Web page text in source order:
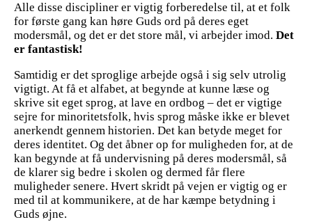
Alle disse discipliner er vigtig forberedelse til, at et folk
for første gang kan høre Guds ord på deres eget
modersmål, og det er det store mål, vi arbejder imod. Det
er fantastisk!
Samtidig er det sproglige arbejde også i sig selv utrolig
vigtigt. At få et alfabet, at begynde at kunne læse og
skrive sit eget sprog, at lave en ordbog – det er vigtige
sejre for minoritetsfolk, hvis sprog måske ikke er blevet
anerkendt gennem historien. Det kan betyde meget for
deres identitet. Og det åbner op for muligheden for, at de
kan begynde at få undervisning på deres modersmål, så
de klarer sig bedre i skolen og dermed får flere
muligheder senere. Hvert skridt på vejen er vigtig og er
med til at kommunikere, at de har kæmpe betydning i
Guds øjne.